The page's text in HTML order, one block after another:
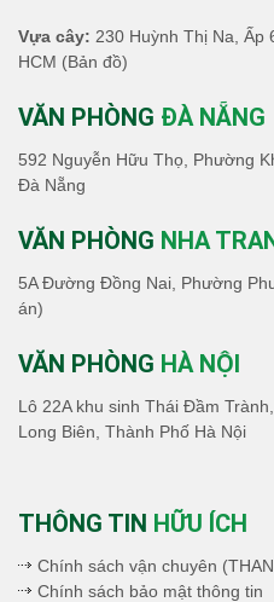
Vựa cây: 230 Huỳnh Thị Na, Ấp
HCM (Bản đồ)
VĂN PHÒNG ĐÀ NẴNG
592 Nguyễn Hữu Thọ, Phường
Đà Nẵng
VĂN PHÒNG NHA
5A Đường Đồng Nai, Phường
án)
VĂN PHÒNG HÀ NỘI
Lô 22A khu sinh Thái Đầm
Long Biên, Thành Phố Hà Nội
THÔNG TIN HỮU ÍCH
Chính sách vận chuyên
Chính sách bảo mật thông tin